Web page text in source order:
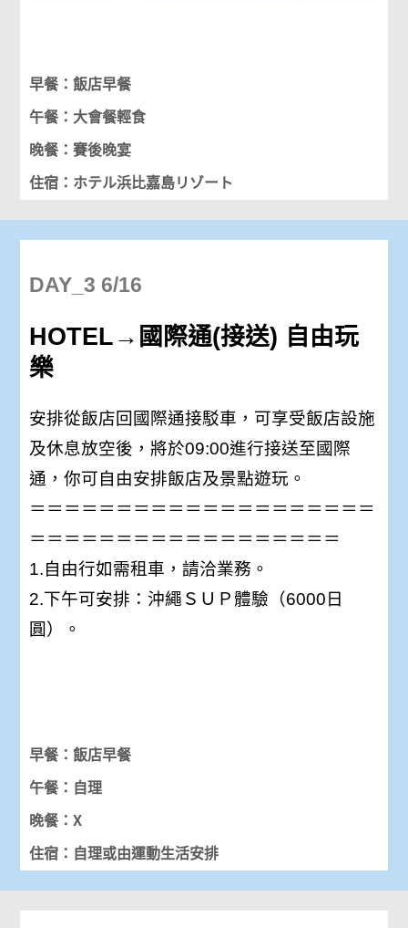
早餐：飯店早餐
午餐：大會餐輕食
晚餐：賽後晚宴
住宿：ホテル浜比嘉島リゾート
DAY_3 6/16
HOTEL→國際通(接送) 自由玩
樂
安排從飯店回國際通接駁車，可享受飯店設施
及休息放空後，將於09:00進行接送至國際
通，你可自由安排飯店及景點遊玩。
＝＝＝＝＝＝＝＝＝＝＝＝＝＝＝＝＝＝＝＝
＝＝＝＝＝＝＝＝＝＝＝＝＝＝＝＝＝＝
1.自由行如需租車，請洽業務。
2.下午可安排：沖繩ＳＵＰ體驗（6000日
圓）。
早餐：飯店早餐
午餐：自理
晚餐：X
住宿：自理或由運動生活安排